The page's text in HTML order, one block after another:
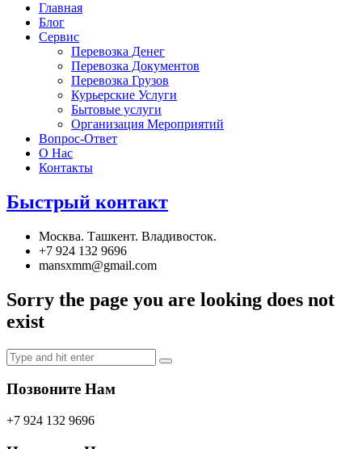
Главная
Блог
Сервис
Перевозка Денег
Перевозка Документов
Перевозка Грузов
Курьерские Услуги
Бытовые услуги
Организация Мероприятий
Вопрос-Ответ
О Нас
Контакты
Быстрый контакт
Москва. Ташкент. Владивосток.
+7 924 132 9696
mansxmm@gmail.com
Sorry the page you are looking does not
exist
Search
for:
Позвоните Нам
+7 924 132 9696